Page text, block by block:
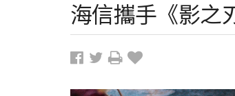
海信攜手《影之